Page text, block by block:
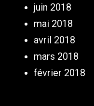
juin 2018
mai 2018
avril 2018
mars 2018
février 2018